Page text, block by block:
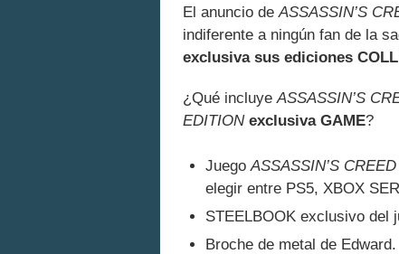
El anuncio deASSASSIN’S
indiferente a ningún fan de la
exclusiva sus ediciones
¿Qué incluyeASSASSIN’S
EDITION exclusiva GAME?
JuegoASSASSIN’S
elegir entre PS5, XBOX
STEELBOOK exclusivo del
Broche de metal de Edward.